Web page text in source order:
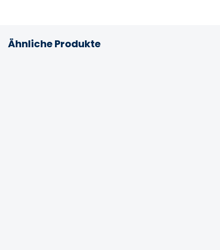
Ähnliche Produkte